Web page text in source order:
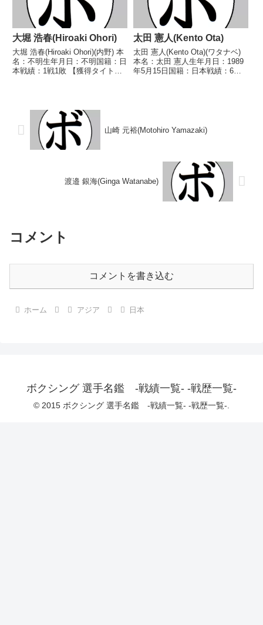
大堀 浩春(Hiroaki Ohori)
大堀 浩春(Hiroaki Ohori)(内野) 本
名：不明生年月日：不明国籍：日
本戦績：1戦1敗 【獲得タイト
身地等不明。 ※当ブログで...
太田 憲人(Kento Ota)
太田 憲人(Kento Ota)(ワタナベ)
本名：太田 憲人生年月日：1989
年5月15日国籍：日本戦績：6戦4
山崎 元裕(Motohiro Yamazaki)
渡邉 銀海(Ginga Watanabe)
コメント
コメントを書き込む
ホーム アジア 日本
ボクシング 選手名鑑 -戦績一覧- -戦歴一覧-
© 2015 ボクシング 選手名鑑 -戦績一覧- -戦歴一覧-.